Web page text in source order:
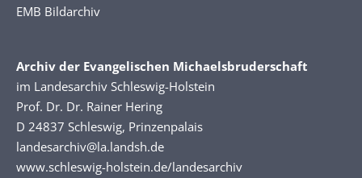
EMB Bildarchiv
Archiv der Evangelischen Michaelsbruderschaft
im Landesarchiv Schleswig-Holstein
Prof. Dr. Dr. Rainer Hering
D 24837 Schleswig, Prinzenpalais
landesarchiv@la.landsh.de
www.schleswig-holstein.de/landesarchiv